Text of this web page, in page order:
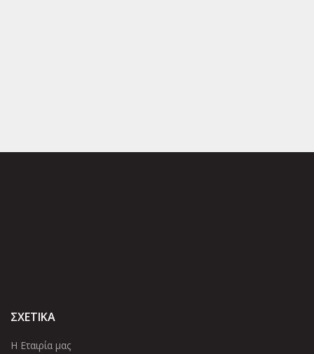
ΣΧΕΤΙΚΑ
Η Εταιρία μας